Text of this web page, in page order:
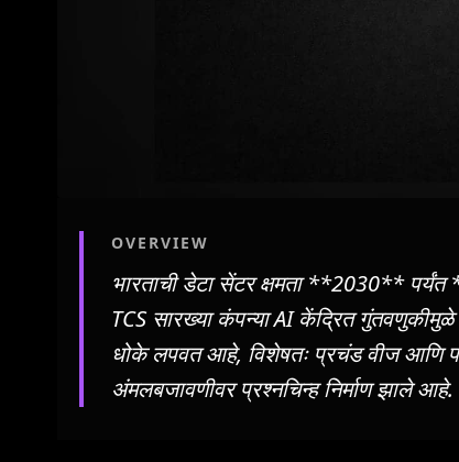
OVERVIEW
भारताची डेटा सेंटर क्षमता **2030**
TCS सारख्या कंपन्या AI केंद्रित
धोके लपवत आहे, विशेषतः प्रचंड वीज आणि
अंमलबजावणीवर प्रश्नचिन्ह निर्माण झाले आहे.